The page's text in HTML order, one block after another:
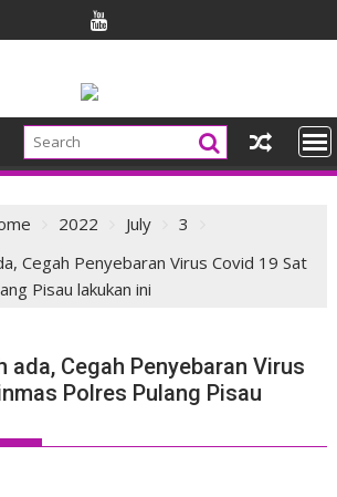
2022 July
3
Cegah Penyebaran Virus Covid 19 Sat
Pisau lakukan ini
ada, Cegah Penyebaran Virus
Polres Pulang Pisau